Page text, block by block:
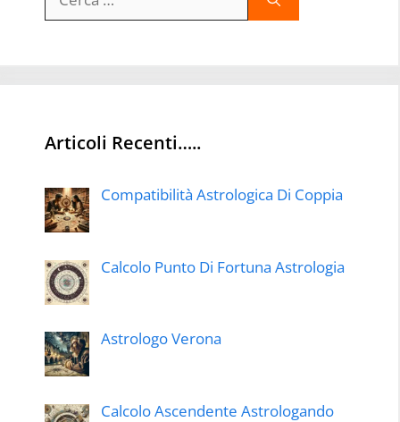
per:
Articoli Recenti…..
Compatibilità Astrologica Di Coppia
Calcolo Punto Di Fortuna Astrologia
Astrologo Verona
Calcolo Ascendente Astrologando